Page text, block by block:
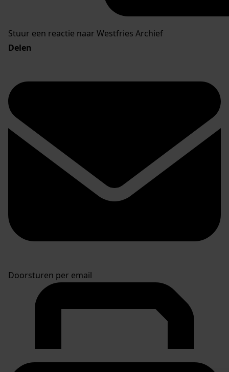
Stuur een reactie naar Westfries Archief
Delen
Doorsturen per email